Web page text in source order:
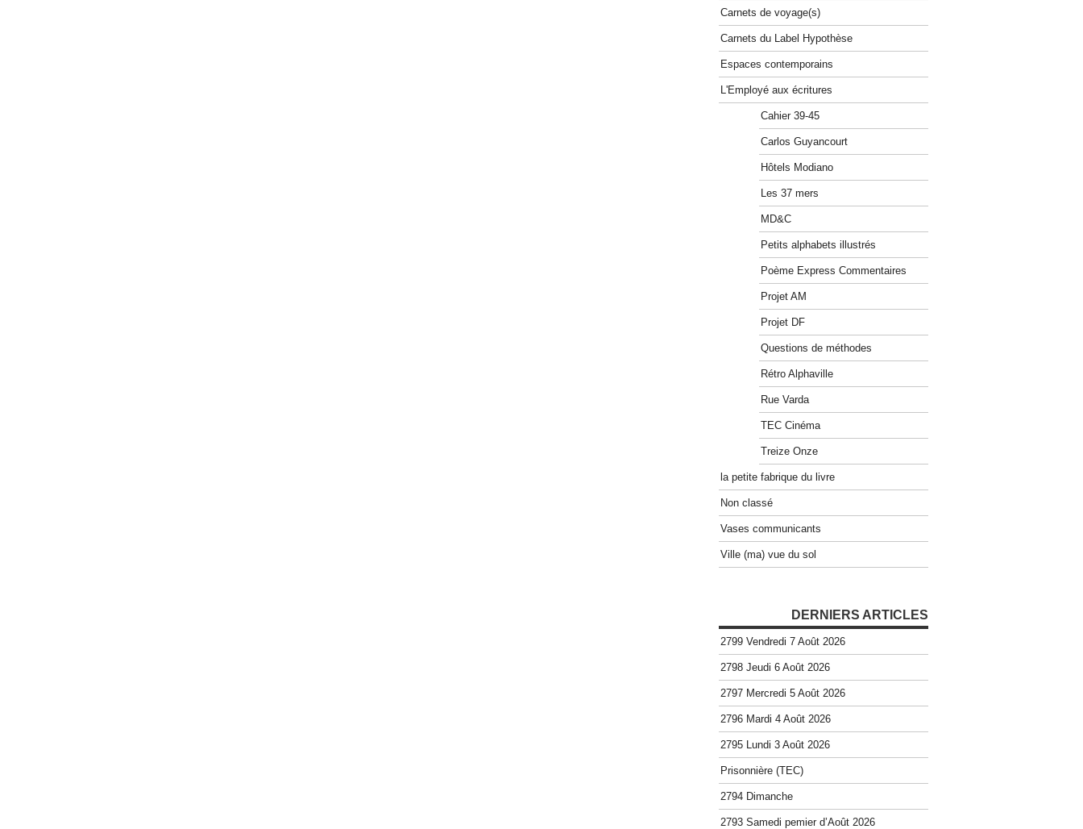
Carnets de voyage(s)
Carnets du Label Hypothèse
Espaces contemporains
L'Employé aux écritures
Cahier 39-45
Carlos Guyancourt
Hôtels Modiano
Les 37 mers
MD&C
Petits alphabets illustrés
Poème Express Commentaires
Projet AM
Projet DF
Questions de méthodes
Rétro Alphaville
Rue Varda
TEC Cinéma
Treize Onze
la petite fabrique du livre
Non classé
Vases communicants
Ville (ma) vue du sol
DERNIERS ARTICLES
2799 Vendredi 7 Août 2026
2798 Jeudi 6 Août 2026
2797 Mercredi 5 Août 2026
2796 Mardi 4 Août 2026
2795 Lundi 3 Août 2026
Prisonnière (TEC)
2794 Dimanche
2793 Samedi pemier d’Août 2026